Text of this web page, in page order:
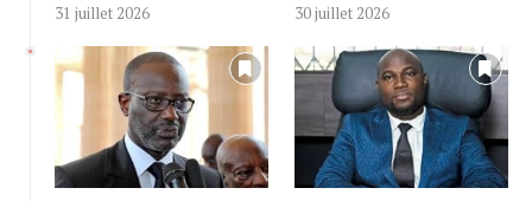
31 juillet 2026
30 juillet 2026